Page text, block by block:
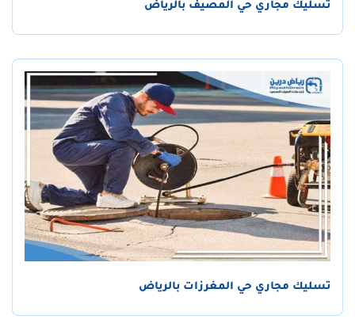
تسليك مجاري حي المصيف بالرياض
تسليك مجاري حي المغرزات بالرياض